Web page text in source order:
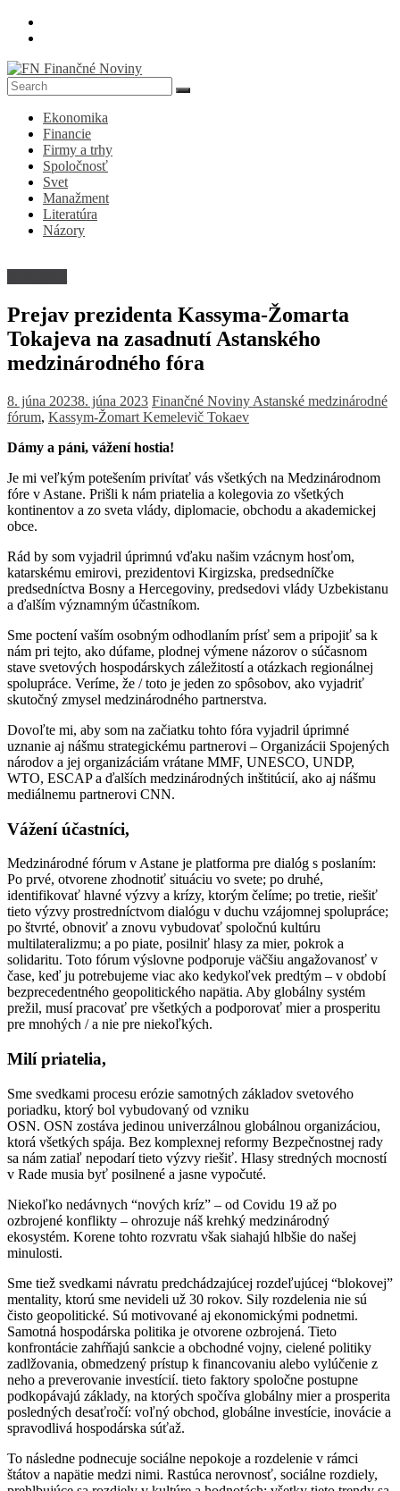
Skip
FN
Finančné
Noviny
Denník
ekonomike
spoločnosti
Ekonomika
Financie
Firmy a trhy
Spoločnosť
Svet
Manažment
Literatúra
Názory
Prejav prezidenta Kassyma-Žomarta
Tokajeva na zasadnutí Astanského
medzinárodného fóra
8. júna 20238. júna 2023 Finančné Noviny Astanské medzinárodné
fórum, Kassym-Žomart Kemelevič Tokaev
Dámy a páni, vážení hostia!
Je mi veľkým potešením privítať vás všetkých na Medzinárodnom
fóre v Astane. Prišli k nám priatelia a kolegovia zo všetkých
kontinentov a zo sveta vlády, diplomacie, obchodu a akademickej
obce.
Rád by som vyjadril úprimnú vďaku našim vzácnym hosťom,
katarskému emirovi, prezidentovi Kirgizska, predsedníčke
predsedníctva Bosny a Hercegoviny, predsedovi vlády Uzbekistanu
a ďalším významným účastníkom.
Sme poctení vaším osobným odhodlaním prísť sem a pripojiť sa k
nám pri tejto, ako dúfame, plodnej výmene názorov o súčasnom
stave svetových hospodárskych záležitostí a otázkach regionálnej
spolupráce. Veríme, že / toto je jeden zo spôsobov, ako vyjadriť
skutočný zmysel medzinárodného partnerstva.
Dovoľte mi, aby som na začiatku tohto fóra vyjadril úprimné
uznanie aj nášmu strategickému partnerovi – Organizácii Spojených
národov a jej organizáciám vrátane MMF, UNESCO, UNDP,
WTO, ESCAP a ďalších medzinárodných inštitúcií, ako aj nášmu
mediálnemu partnerovi CNN.
Vážení účastníci,
Medzinárodné fórum v Astane je platforma pre dialóg s poslaním:
Po prvé, otvorene zhodnotiť situáciu vo svete; po druhé,
identifikovať hlavné výzvy a krízy, ktorým čelíme; po tretie, riešiť
tieto výzvy prostredníctvom dialógu v duchu vzájomnej spolupráce;
po štvrté, obnoviť a znovu vybudovať spoločnú kultúru
multilateralizmu; a po piate, posilniť hlasy za mier, pokrok a
solidaritu. Toto fórum výslovne podporuje väčšiu angažovanosť v
čase, keď ju potrebujeme viac ako kedykoľvek predtým – v období
bezprecedentného geopolitického napätia. Aby globálny systém
prežil, musí pracovať pre všetkých a podporovať mier a prosperitu
pre mnohých / a nie pre niekoľkých.
Milí priatelia,
Sme svedkami procesu erózie samotných základov svetového
poriadku, ktorý bol vybudovaný od vzniku
OSN. OSN zostáva jedinou univerzálnou globálnou organizáciou,
ktorá všetkých spája. Bez komplexnej reformy Bezpečnostnej rady
sa nám zatiaľ nepodarí tieto výzvy riešiť. Hlasy stredných mocností
v Rade musia byť posilnené a jasne vypočuté.
Niekoľko nedávnych “nových kríz” – od Covidu 19 až po
ozbrojené konflikty – ohrozuje náš krehký medzinárodný
ekosystém. Korene tohto rozvratu však siahajú hlbšie do našej
minulosti.
Sme tiež svedkami návratu predchádzajúcej rozdeľujúcej “blokovej”
mentality, ktorú sme nevideli už 30 rokov. Sily rozdelenia nie sú
čisto geopolitické. Sú motivované aj ekonomickými podnetmi.
Samotná hospodárska politika je otvorene ozbrojená. Tieto
konfrontácie zahŕňajú sankcie a obchodné vojny, cielené politiky
zadlžovania, obmedzený prístup k financovaniu alebo vylúčenie z
neho a preverovanie investícií. tieto faktory spoločne postupne
podkopávajú základy, na ktorých spočíva globálny mier a prosperita
posledných desaťročí: voľný obchod, globálne investície, inovácie a
spravodlivá hospodárska súťaž.
To následne podnecuje sociálne nepokoje a rozdelenie v rámci
štátov a napätie medzi nimi. Rastúca nerovnosť, sociálne rozdiely,